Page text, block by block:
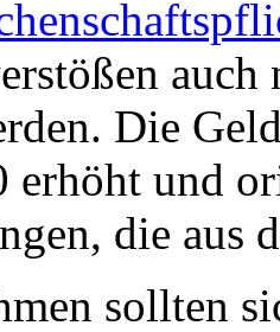
Die
erhöht und
die aus
sollten